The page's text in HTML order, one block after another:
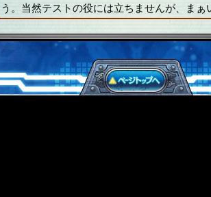
う。当然テストの役には立ちませんが、まぁ